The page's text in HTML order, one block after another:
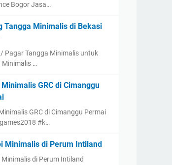
Bogor Jasa…
Tangga Minimalis di Bekasi
/ Pagar Tangga Minimalis untuk
Minimalis …
GRC di Cimanggu
GRC di Cimanggu Permai
#k…
Minimalis di Perum Intiland
Minimalis di Perum Intiland